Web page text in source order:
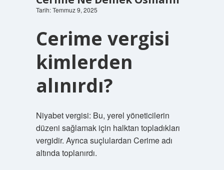
Tarih: Temmuz 9, 2025
Cerime vergisi
kimlerden
alınırdı?
Niyabet vergisi: Bu, yerel yöneticilerin
düzeni sağlamak için halktan topladıkları
vergidir. Ayrıca suçlulardan Cerime adı
altında toplanırdı.